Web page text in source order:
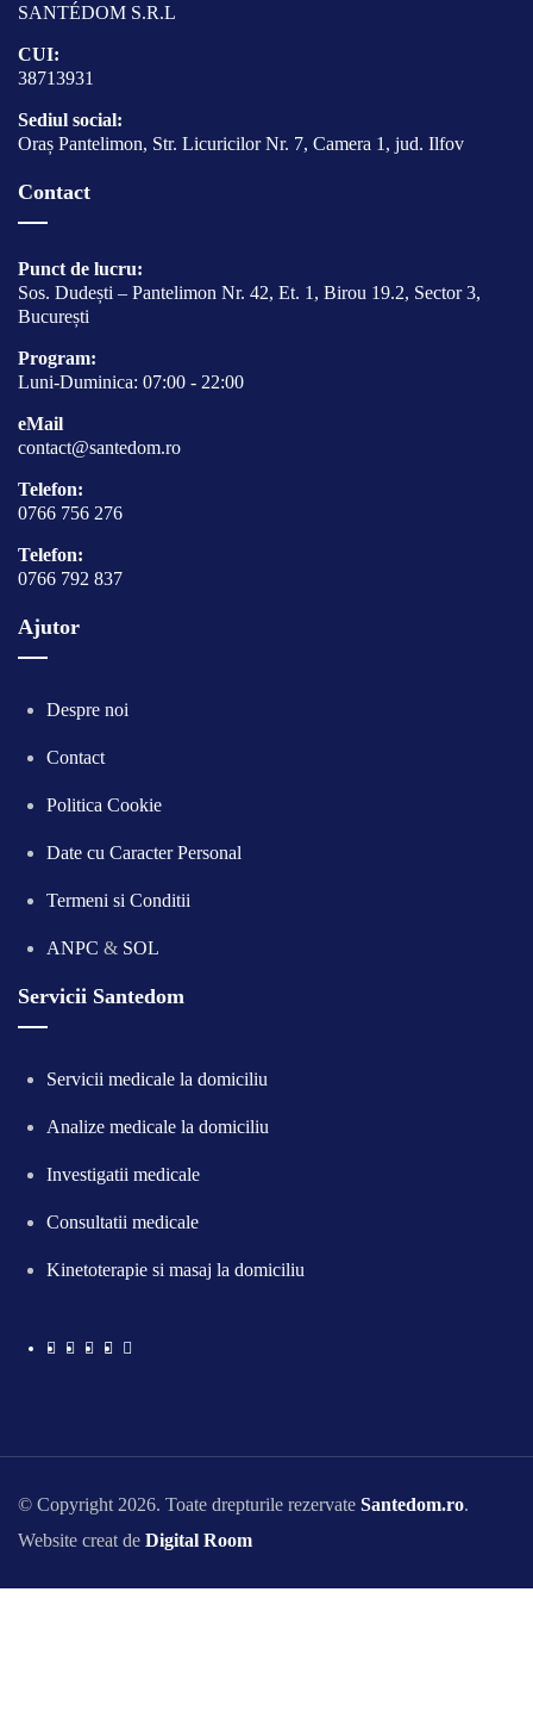
SANTÉDOM S.R.L
CUI:
38713931
Sediul social:
Oraș Pantelimon, Str. Licuricilor Nr. 7, Camera 1, jud. Ilfov
Contact
Punct de lucru:
Sos. Dudești – Pantelimon Nr. 42, Et. 1, Birou 19.2, Sector 3,
București
Program:
Luni-Duminica: 07:00 - 22:00
eMail
contact@santedom.ro
Telefon:
0766 756 276
Telefon:
0766 792 837
Ajutor
Despre noi
Contact
Politica Cookie
Date cu Caracter Personal
Termeni si Conditii
ANPC & SOL
Servicii Santedom
Servicii medicale la domiciliu
Analize medicale la domiciliu
Investigatii medicale
Consultatii medicale
Kinetoterapie si masaj la domiciliu
© Copyright 2026. Toate drepturile rezervate Santedom.ro.
Website creat de Digital Room